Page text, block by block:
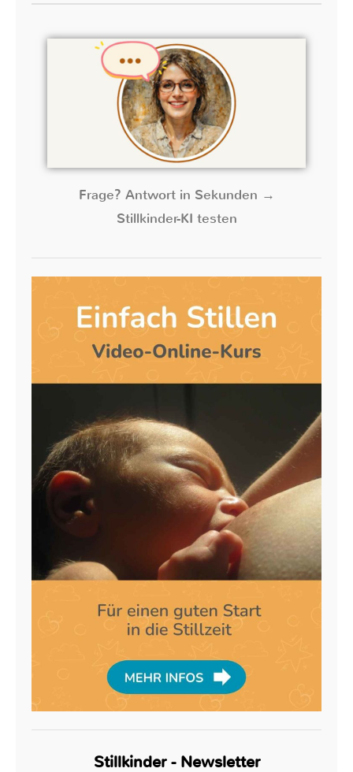
Frage? Antwort in Sekunden →
Stillkinder-KI testen
Stillkinder - Newsletter